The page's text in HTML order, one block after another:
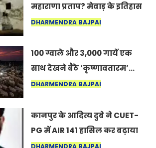
महाराणा प्रताप? मेवाड़ के इतिहास
का वह अनकहा अध्याय जो आज भी
DHARMENDRA BAJPAI
100 ग्वाले और 3,000 गायें एक
साथ देखने बैठे ‘कृष्णावतारम’…
नागपुर में दिखा ऐसा नज़ारा कि
कर सकते हैं”
DHARMENDRA BAJPAI
कानपुर के आदित्य दुबे ने CUET-
PG में AIR 141 हासिल कर बढ़ाया
शहर का मान
DHARMENDRA BAJPAI